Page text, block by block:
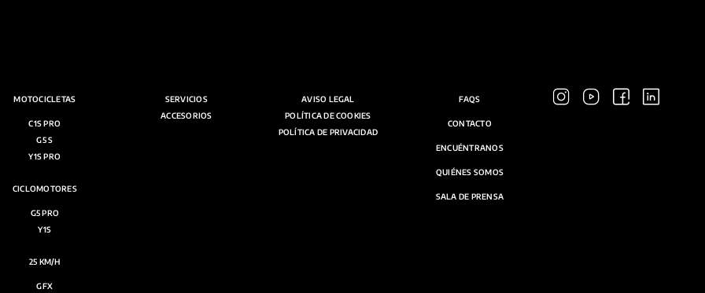
MOTOCICLETAS
C1S PRO
G5 S
Y1S PRO
CICLOMOTORES
G5 PRO
Y1S
25 KM/H
GFX
SERVICIOS
ACCESORIOS
AVISO LEGAL
POLÍTICA DE COOKIES
POLÍTICA DE PRIVACIDAD
FAQS
CONTACTO
ENCUÉNTRANOS
QUIÉNES SOMOS
SALA DE PRENSA